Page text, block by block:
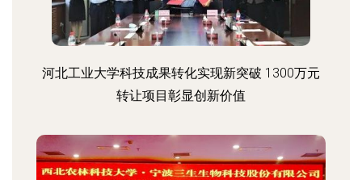
河北工业大学科技成果转化实现新突破 1300万元
转让项目彰显创新价值